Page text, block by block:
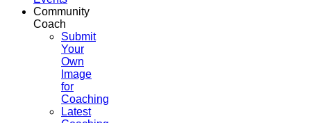
Community
Coach
Submit
Your
Own
Image
for
Coaching
Latest